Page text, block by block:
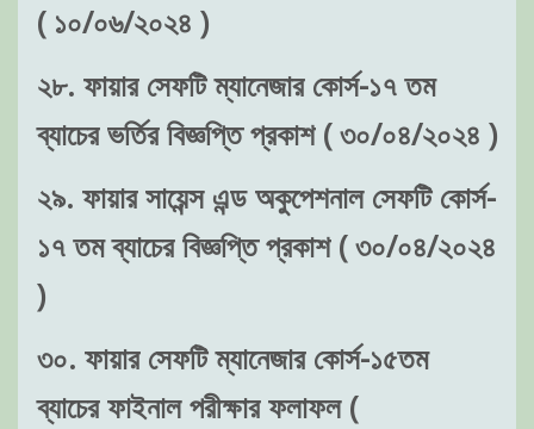
( ১০/০৬/২০২৪ )
২৮. ফায়ার সেফটি ম্যানেজার কোর্স-১৭ তম
ব্যাচের ভর্তির বিজ্ঞপ্তি প্রকাশ ( ৩০/০৪/২০২৪ )
২৯. ফায়ার সায়েন্স এন্ড অকুপেশনাল সেফটি কোর্স-
১৭ তম ব্যাচের বিজ্ঞপ্তি প্রকাশ ( ৩০/০৪/২০২৪
)
৩০. ফায়ার সেফটি ম্যানেজার কোর্স-১৫তম
ব্যাচের ফাইনাল পরীক্ষার ফলাফল (